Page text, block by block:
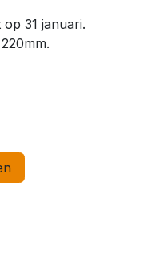
31 januari.